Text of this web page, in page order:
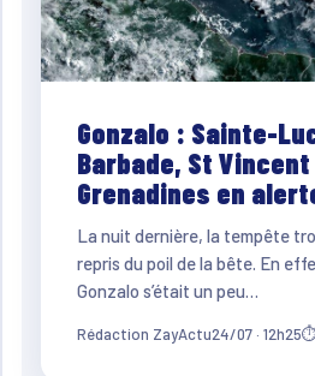
Gonzalo : Sainte-
Barbade, St
Grenadines en
La nuit dernière, la tempête
repris du poil de la bête. En
Gonzalo s’était un peu…
Rédaction ZayActu24/07 · 12h25⏱